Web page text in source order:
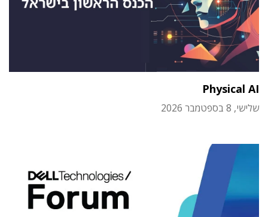
Physical AI
שלישי, 8 בספטמבר 2026